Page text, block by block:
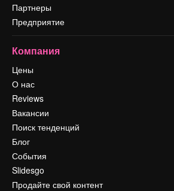
Партнеры
Предприятие
Компания
Цены
О нас
Reviews
Вакансии
Поиск тенденций
Блог
События
Slidesgo
Продайте свой контент